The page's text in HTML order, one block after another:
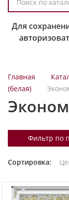
о
к
а
т
а
у
Для
Главная
(белая)
Фильтр по
Сортировка: